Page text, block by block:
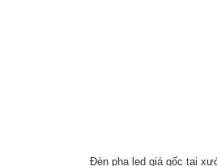
Đèn pha led giá gốc tại